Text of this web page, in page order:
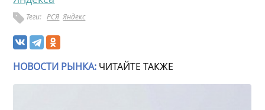
Теги: РСЯ Яндекс
НОВОСТИ РЫНКА: ЧИТАЙТЕ ТАКЖЕ